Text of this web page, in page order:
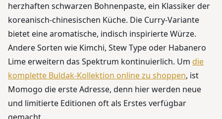
herzhaften schwarzen Bohnenpaste, ein Klassiker der
koreanisch-chinesischen Küche. Die Curry-Variante
bietet eine aromatische, indisch inspirierte Würze.
Andere Sorten wie Kimchi, Stew Type oder Habanero
Lime erweitern das Spektrum kontinuierlich. Um die
komplette Buldak-Kollektion online zu shoppen, ist
Momogo die erste Adresse, denn hier werden neue
und limitierte Editionen oft als Erstes verfügbar